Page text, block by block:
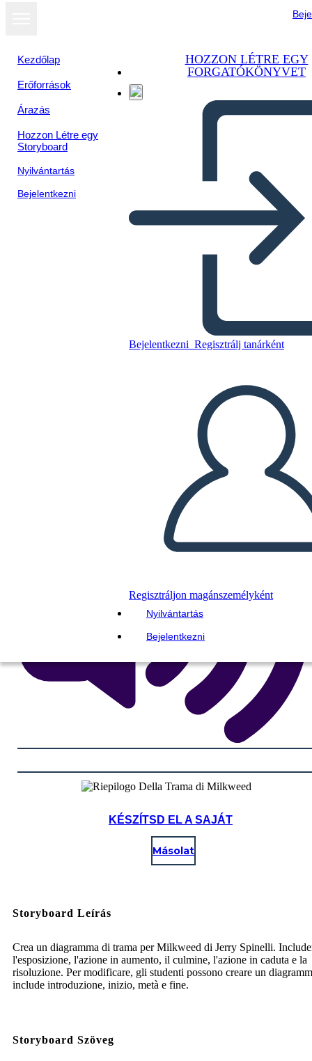
Kezdőlap
Erőforrások
Árazás
Hozzon Létre egy
Storyboard
Nyilvántartás
Bejelentkezni
HOZZON LÉTRE EGY
FORGATÓKÖNYVET
Bejelentkezni Regisztrálj tanárként
Regisztráljon magánszemélyként
Nyilvántartás
Bejelentkezni
Riepilogo Della Trama di
Milkweed
Másolja ezt a forgatókönyvet
KÉSZÍTSEN EGY STORYBOARDOT
DIAVETÍTÉS LEJÁTSZÁSA
OLVASS NEKEM
KÉSZÍTSD EL A SAJÁT
Másolat
Storyboard Leírás
Crea un diagramma di trama per Milkweed di Jerry Spinelli.
l'esposizione, l'azione in aumento, il culmine, l'azione in caduta e la
risoluzione. Per modificare, gli studenti possono creare un
include introduzione, inizio, metà e fine.
Storyboard Szöveg